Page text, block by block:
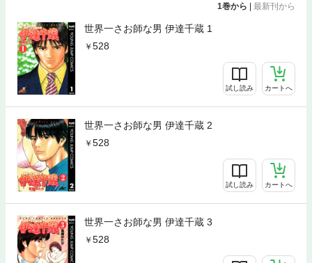
1巻から 最新刊から
世界一さお師な男 伊達千蔵 1
528
試し読み カートへ
世界一さお師な男 伊達千蔵 2
528
試し読み カートへ
世界一さお師な男 伊達千蔵 3
528